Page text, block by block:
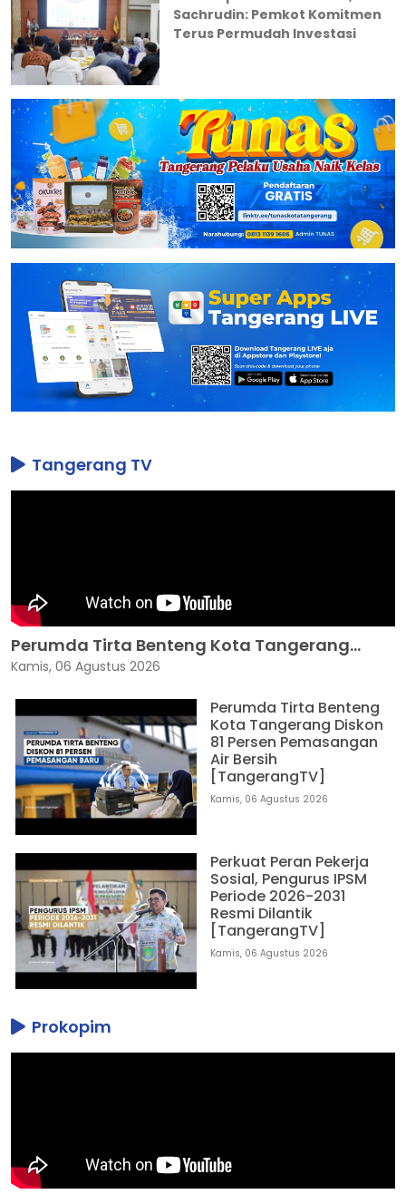
Sachrudin: Pemkot Komitmen
Terus Permudah Investasi
Tangerang TV
Perumda Tirta Benteng Kota Tangerang...
Kamis, 06 Agustus 2026
Perumda Tirta Benteng
Kota Tangerang Diskon
81 Persen Pemasangan
Air Bersih
[TangerangTV]
Kamis, 06 Agustus 2026
Perkuat Peran Pekerja
Sosial, Pengurus IPSM
Periode 2026-2031
Resmi Dilantik
[TangerangTV]
Kamis, 06 Agustus 2026
Prokopim